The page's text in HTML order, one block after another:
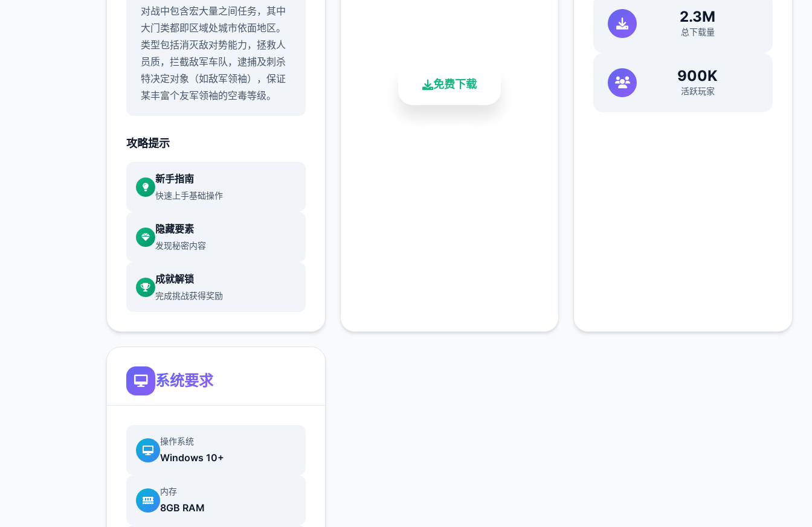
对战中包含宏大量之间任务，其中
大门类都即区域处城市依面地区。
类型包括消灭敌对势能力，拯救人
员质，拦截敌军车队，逮捕及刺杀
特决定对象（如敌军领袖），保证
某丰富个友军领袖的空毒等级。
武器
武器有：匕首并手部枪（或选
mellow banner HDM、或
（上装HK MP5、M4、M203、
再次有手榴弹、C4炸药包、law和
空袭用激光指示器。
攻略提示
新手指南
快速上手基础操作
隐藏要素
发现秘密内容
成就解锁
完成挑战获得奖励
免费下载
2.3M
总下载量
900K
活跃玩家
系统要求
操作系统
Windows 10+
内存
8GB RAM